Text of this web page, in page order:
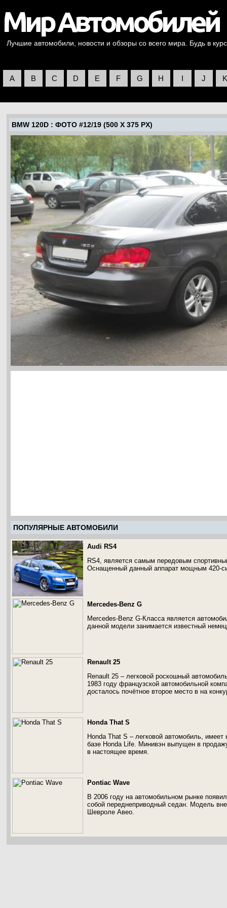
Лучшие автомобили, новости и обзоры со всего мира. Будь в
A B C D E F G H I J K
BMW 120D : ФОТО #12/19 (500 X 375 PX)
ПОПУЛЯРНЫЕ АВТОМОБИЛИ
Audi RS4
RS4, является самым передовым
Оснащенный данный аппарат мощным 420-
Mercedes-Benz G
Mercedes-Benz G-Класса является
данной модели занимается известный
Renault 25
Renault 25 – легковой роскошный
1983 году французской автомобильной
досталось почётное второе место в на
Honda That S
Honda That S – легковой автомобиль,
базе Honda Life. Минивэн выпущен в
в настоящее время.
Pontiac Wave
В 2006 году на автомобильном рынке
собой переднеприводный седан. Модель
Шевроле Авео.